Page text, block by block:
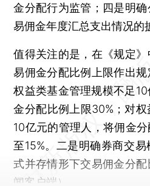
金分配行为监管；四是明
易佣金年度汇总支出情况的
值得关注的是，在《规定
易佣金分配比例上限作出
权益类基金管理规模不足
金分配比例上限30%；对
10亿元的管理人，将佣金
至15%。二是明确券商交
式并存情形下交易佣金分
闻客户端）